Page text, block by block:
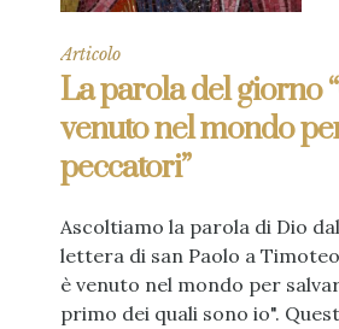
Articolo
La parola del giorno
venuto nel mondo
peccatori”
Ascoltiamo la parola di Dio
lettera di san Paolo a
è venuto nel mondo per
primo dei quali sono io".